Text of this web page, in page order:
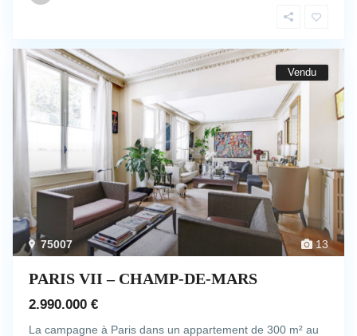
13
75007
Vendu
PARIS VII – CHAMP-DE-MARS
2.990.000 €
La campagne à Paris dans un appartement de 300 m² au